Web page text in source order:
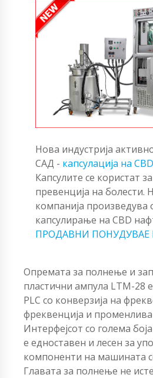
Нова индустрија
САД - капсулација на
Капсулите се користат
превенција на болести.
компанија произведува
капсулирање на CBD
ПРОДАВНИ ПОНУДУВАЕ
Опремата за полнење и
пластични ампула LTM-28
PLC со конверзија на
фреквенција и
Интерфејсот со голема
е едноставен и лесен за
компоненти на машината
Главата за полнење не